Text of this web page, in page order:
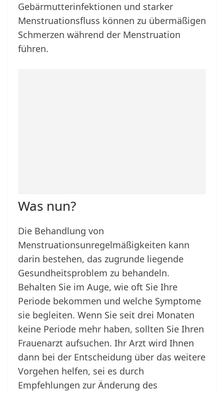
Gebärmutterinfektionen und starker
Menstruationsfluss können zu übermäßigen
Schmerzen während der Menstruation
führen.
Was nun?
Die Behandlung von
Menstruationsunregelmäßigkeiten kann
darin bestehen, das zugrunde liegende
Gesundheitsproblem zu behandeln.
Behalten Sie im Auge, wie oft Sie Ihre
Periode bekommen und welche Symptome
sie begleiten. Wenn Sie seit drei Monaten
keine Periode mehr haben, sollten Sie Ihren
Frauenarzt aufsuchen. Ihr Arzt wird Ihnen
dann bei der Entscheidung über das weitere
Vorgehen helfen, sei es durch
Empfehlungen zur Änderung des